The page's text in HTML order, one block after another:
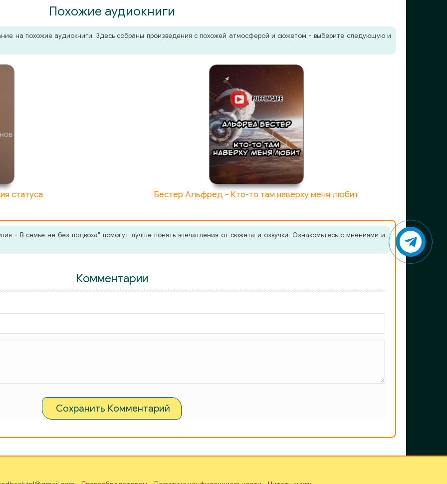
Похожие аудиокниги
на похожие аудиокниги. Здесь собраны произведения с похожей атмосферой и сюжетом - выберите следующую и
статуса Бестер Альфред - Кто-то там наверху меня любит
- В семье не без подвоха" помогут лучше понять впечатления от сюжета и озвучки. Ознакомьтесь с мнениями и
Комментарии
Сохранить Комментарий